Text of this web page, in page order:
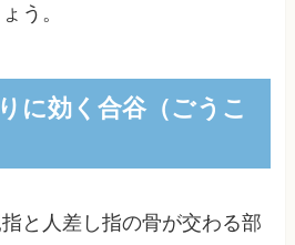
う。
に効く合谷（ごうこ
と人差し指の骨が交わる部